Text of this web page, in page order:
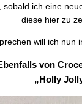
sobald ich eine
diese hier zu
will ich nun
von
„Holly